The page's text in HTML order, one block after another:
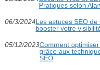
Pratiques selon
06/3/2024Les astuces SEO
booster votre
05/12/2023Comment
grâce aux
SEO